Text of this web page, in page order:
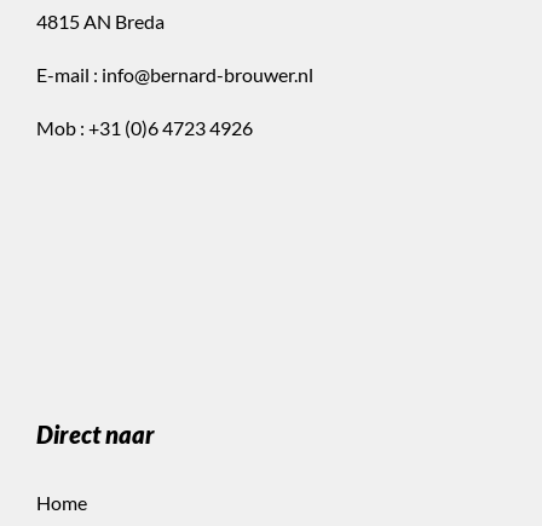
4815 AN Breda
E-mail : info@bernard-brouwer.nl
Mob : +31 (0)6 4723 4926
Direct naar
Home